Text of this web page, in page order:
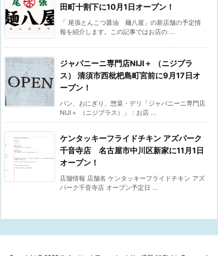
田町十割下に10月1日オープン！
「 尾張とんこつ醤油 麺八屋」の新店舗の予定情
報を紹介します。この記事ではお店の ...
ジャパニーニ専門店NIJI＋ （ニジプラ
ス） 清須市西枇杷島町宮前に9月17日オ
ープン！
パン、おにぎり、惣菜・デリ「ジャパニーニ専門店
NIJI＋ （ニジプラス）」：お店 ...
ケンタッキーフライドチキン アズパーク
千音寺店 名古屋市中川区新家に11月1日
オープン！
店舗情報 店舗名 ケンタッキーフライドチキン アズ
パーク千音寺店 オープン予定日 ...